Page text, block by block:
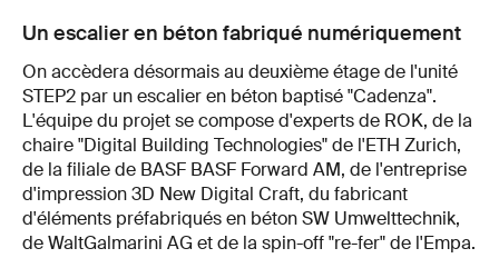
Un escalier en béton fabriqué numériquement
On accèdera désormais au deuxième étage de l'unité
STEP2 par un escalier en béton baptisé "Cadenza".
L'équipe du projet se compose d'experts de ROK, de la
chaire "Digital Building Technologies" de l'ETH Zurich,
de la filiale de BASF BASF Forward AM, de l'entreprise
d'impression 3D New Digital Craft, du fabricant
d'éléments préfabriqués en béton SW Umwelttechnik,
de WaltGalmarini AG et de la spin-off "re-fer" de l'Empa.